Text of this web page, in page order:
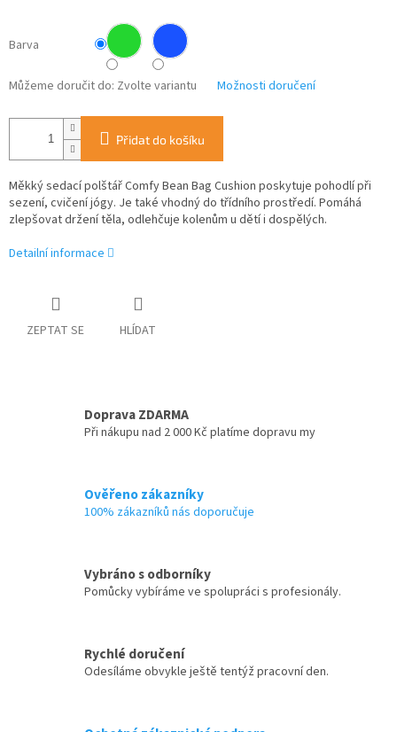
Barva
Můžeme doručit do: Zvolte variantu Možnosti doručení
Přidat do košíku
Měkký sedací polštář Comfy Bean Bag Cushion poskytuje pohodlí při
sezení, cvičení jógy. Je také vhodný do třídního prostředí. Pomáhá
zlepšovat držení těla, odlehčuje kolenům u dětí i dospělých.
Detailní informace
ZEPTAT SE HLÍDAT
Doprava ZDARMA
Při nákupu nad 2 000 Kč platíme dopravu my
Ověřeno zákazníky
100% zákazníků nás doporučuje
Vybráno s odborníky
Pomůcky vybíráme ve spolupráci s profesionály.
Rychlé doručení
Odesíláme obvykle ještě tentýž pracovní den.